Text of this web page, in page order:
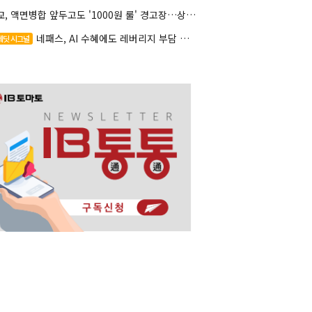
대교, 액면병합 앞두고도 '1000원 룰' 경고장…상장유지 시험대
딧 시그널 네패스, AI 수혜에도 레버리지 부담 여전